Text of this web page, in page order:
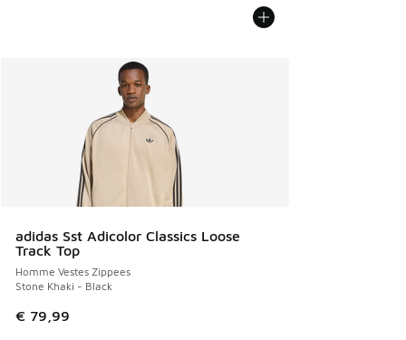
adidas Sst Adicolor Classics Loose
Track Top
Homme Vestes Zippees
Stone Khaki - Black
€ 79,99